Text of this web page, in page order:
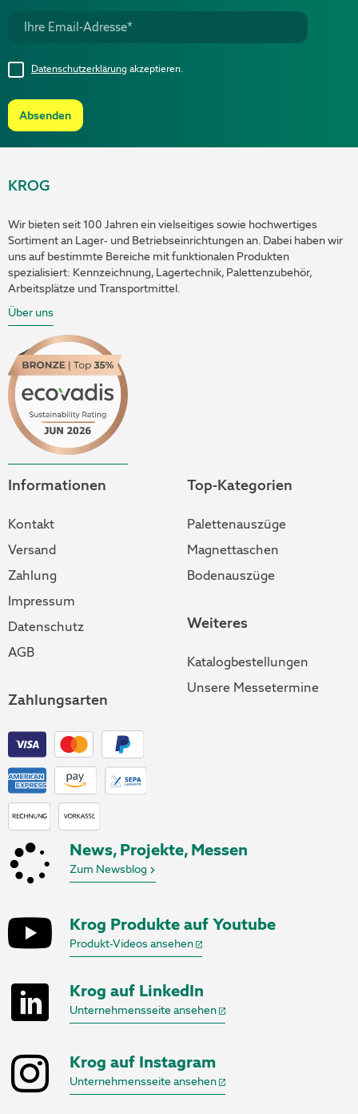
Absenden
Datenschutzerklärung akzeptieren.
Informationen
Kontakt
Versand
Zahlung
Impressum
Datenschutz
AGB
Zahlungsarten
Top-Kategorien
Palettenauszüge
Magnettaschen
Bodenauszüge
Weiteres
Katalogbestellungen
Unsere Messetermine
KROG
Wir bieten seit 100 Jahren ein vielseitiges sowie hochwertiges
Sortiment an Lager- und Betriebseinrichtungen an. Dabei haben wir
uns auf bestimmte Bereiche mit funktionalen Produkten
spezialisiert: Kennzeichnung, Lagertechnik, Palettenzubehör,
Arbeitsplätze und Transportmittel.
Über uns
News, Projekte, Messen
Zum Newsblog
Krog Produkte auf Youtube
Produkt-Videos ansehen
Krog auf LinkedIn
Unternehmensseite ansehen
Krog auf Instagram
Unternehmensseite ansehen